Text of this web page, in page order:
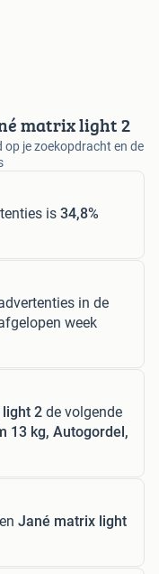
matrix light 2
je zoekopdracht en de
is 34,8%
in de
week
2 de volgende
13 kg, Autogordel,
Jané matrix light